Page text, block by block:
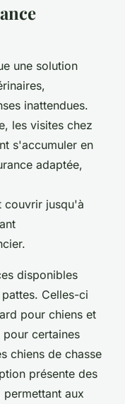
une solution
inattendues.
les visites chez
s'accumuler en
adaptée,
couvrir jusqu'à
disponibles
Celles-ci
pour chiens et
certaines
chiens de chasse
présente des
aux